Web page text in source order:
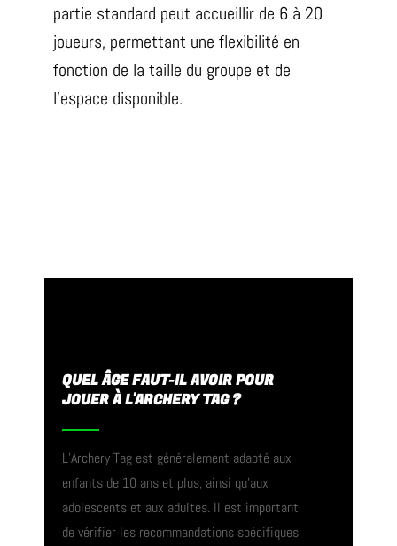
partie standard peut accueillir de 6 à 20
joueurs, permettant une flexibilité en
fonction de la taille du groupe et de
l’espace disponible.
QUEL ÂGE FAUT-IL AVOIR POUR
JOUER À L'ARCHERY TAG ?
L’Archery Tag est généralement adapté aux
enfants de 10 ans et plus, ainsi qu’aux
adolescents et aux adultes. Il est important
de vérifier les recommandations spécifiques